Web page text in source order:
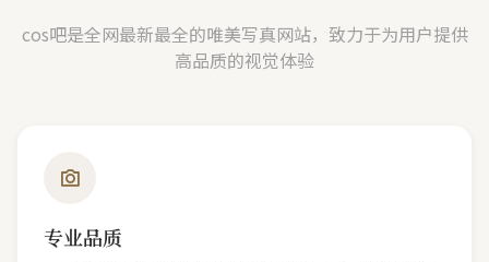
cos吧是全网最新最全的唯美写真网站，致力于为用户提供
高品质的视觉体验
专业品质